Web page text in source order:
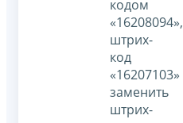
кодом
«16208094»,
штрих-
код
«16207103»
заменить
штрих-